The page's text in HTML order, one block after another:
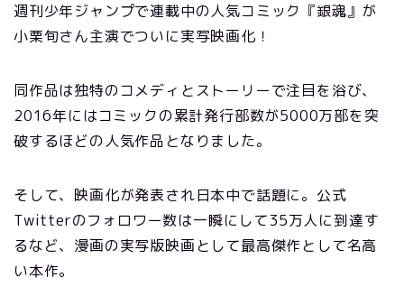
週刊少年ジャンプで連載中の人気コミック『銀魂』が
小栗旬さん主演でついに実写映画化！
同作品は独特のコメディとストーリーで注目を浴び、
2016年にはコミックの累計発行部数が5000万部を突
破するほどの人気作品となりました。
そして、映画化が発表され日本中で話題に。公式
Twitterのフォロワー数は一瞬にして35万人に到達す
るなど、漫画の実写版映画として最高傑作として名高
い本作。